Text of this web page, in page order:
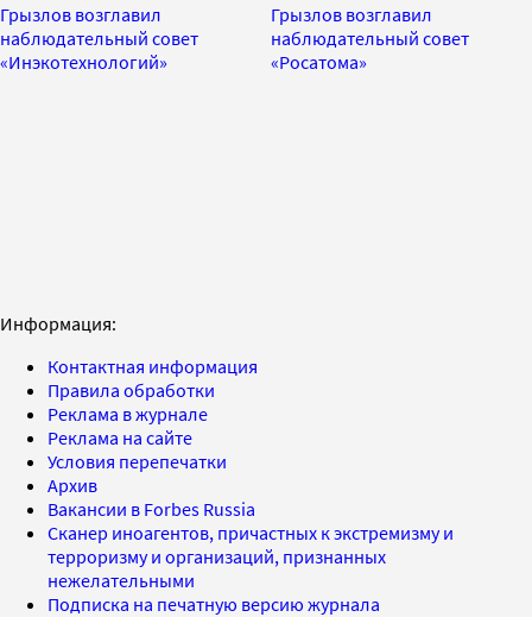
Грызлов возглавил
наблюдательный совет
«Инэкотехнологий»
Грызлов возглавил
наблюдательный совет
«Росатома»
Информация:
Контактная информация
Правила обработки
Реклама в журнале
Реклама на сайте
Условия перепечатки
Архив
Вакансии в Forbes Russia
Сканер иноагентов, причастных к экстремизму и
терроризму и организаций, признанных
нежелательными
Подписка на печатную версию журнала